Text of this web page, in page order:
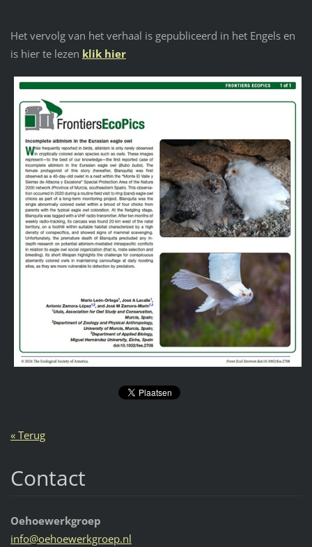
Het vervolg van het verhaal is gepubliceerd in het Engels en
is hier te lezen klik hier
« Terug
Contact
Oehoewerkgroep
info@oehoewerkgroep.nl